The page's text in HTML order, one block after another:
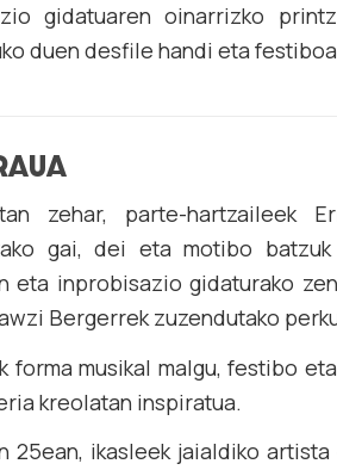
gidatuaren oinarrizko
duen desfile handi eta
zehar, parte-hartzaileek
gai, dei eta motibo
eta inprobisazio gidaturako
Bergerrek zuzendutako
forma musikal malgu, festibo
kreolatan inspiratua.
25ean, ikasleek jaialdiko